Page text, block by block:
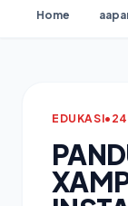
Home
EDUKASI•